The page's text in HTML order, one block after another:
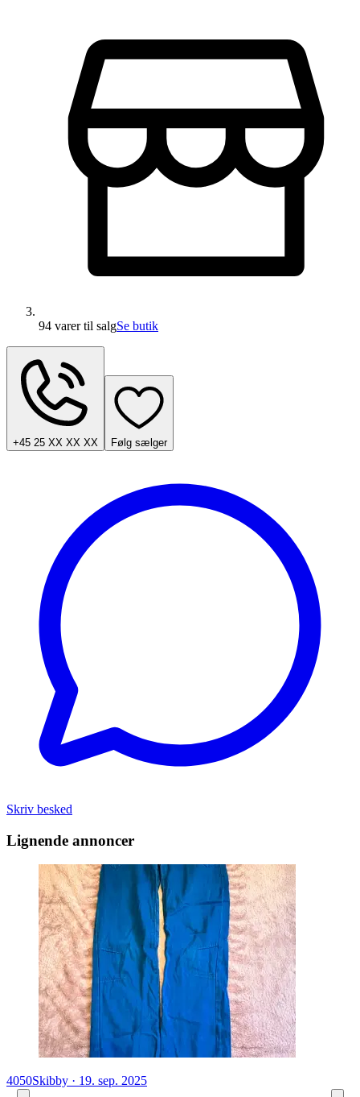
94 varertil salgSe butik
+45 25 XX XX XX Følg sælger
Skriv besked
Lignende annoncer
4050Skibby · 19. sep. 2025